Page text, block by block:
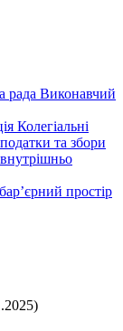
рада Виконавчий
Колегіальні
та збори
простір